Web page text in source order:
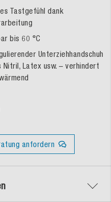
Tastgefühl dank
bis 60 °C
Unterziehhandschuh
Nitril, Latex usw. – verhindert
anfordern